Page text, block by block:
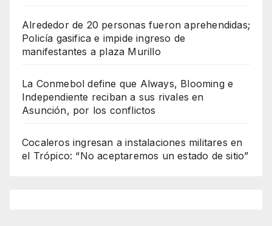
Alrededor de 20 personas fueron aprehendidas;
Policía gasifica e impide ingreso de
manifestantes a plaza Murillo
La Conmebol define que Always, Blooming e
Independiente reciban a sus rivales en
Asunción, por los conflictos
Cocaleros ingresan a instalaciones militares en
el Trópico: “No aceptaremos un estado de sitio”